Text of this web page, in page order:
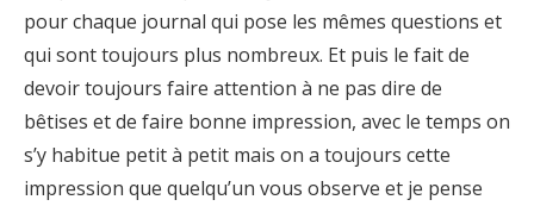
pour chaque journal qui pose les mêmes questions et
qui sont toujours plus nombreux. Et puis le fait de
devoir toujours faire attention à ne pas dire de
bêtises et de faire bonne impression, avec le temps on
s’y habitue petit à petit mais on a toujours cette
impression que quelqu’un vous observe et je pense